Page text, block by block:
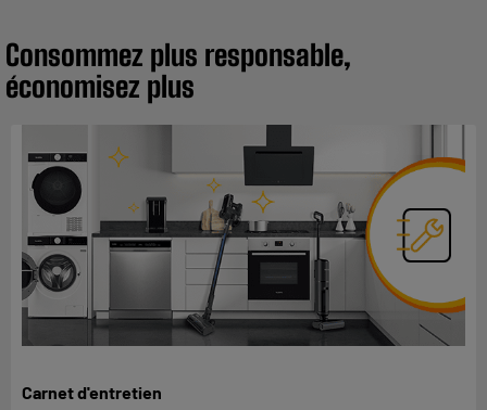
Consommez plus responsable,
économisez plus
Carnet d'entretien